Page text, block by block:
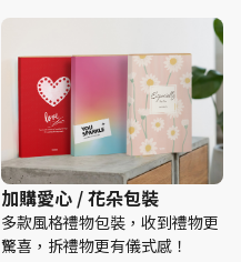
加購愛心 / 花朵包裝
多款風格禮物包裝，收到禮物更
驚喜，拆禮物更有儀式感！